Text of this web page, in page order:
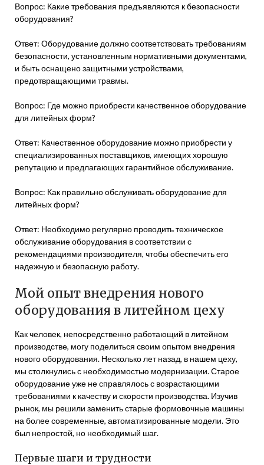
Вопрос: Какие требования предъявляются к безопасности
оборудования?
Ответ: Оборудование должно соответствовать требованиям
безопасности, установленным нормативными документами,
и быть оснащено защитными устройствами,
предотвращающими травмы.
Вопрос: Где можно приобрести качественное оборудование
для литейных форм?
Ответ: Качественное оборудование можно приобрести у
специализированных поставщиков, имеющих хорошую
репутацию и предлагающих гарантийное обслуживание.
Вопрос: Как правильно обслуживать оборудование для
литейных форм?
Ответ: Необходимо регулярно проводить техническое
обслуживание оборудования в соответствии с
рекомендациями производителя, чтобы обеспечить его
надежную и безопасную работу.
Мой опыт внедрения нового
оборудования в литейном цеху
Как человек, непосредственно работающий в литейном
производстве, могу поделиться своим опытом внедрения
нового оборудования. Несколько лет назад, в нашем цеху,
мы столкнулись с необходимостью модернизации. Старое
оборудование уже не справлялось с возрастающими
требованиями к качеству и скорости производства. Изучив
рынок, мы решили заменить старые формовочные машины
на более современные, автоматизированные модели. Это
был непростой, но необходимый шаг.
Первые шаги и трудности